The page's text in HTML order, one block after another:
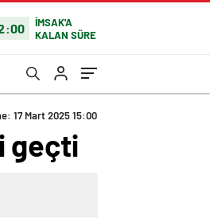
İMSAK'A
KALAN SÜRE
geçti